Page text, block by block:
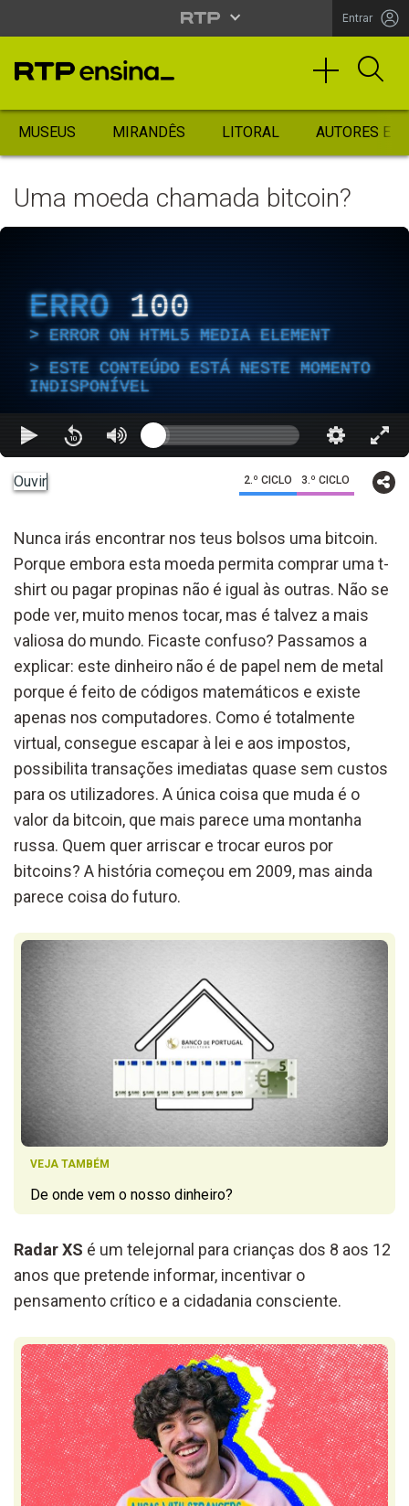
Entrar
MUSEUS MIRANDÊS LITORAL AUTORES
Uma moeda chamada bitcoin?
ERRO 100
ERROR ON HTML5 MEDIA ELEMENT
ESTE CONTEÚDO ESTÁ NESTE MOMENTO
INDISPONÍVEL
Ouvir 2.º CICLO 3.º CICLO
Nunca irás encontrar nos teus bolsos uma bitcoin.
Porque embora esta moeda permita comprar uma t-
shirt ou pagar propinas não é igual às outras. Não se
pode ver, muito menos tocar, mas é talvez a mais
valiosa do mundo. Ficaste confuso? Passamos a
explicar: este dinheiro não é de papel nem de metal
porque é feito de códigos matemáticos e existe
apenas nos computadores. Como é totalmente
virtual, consegue escapar à lei e aos impostos,
possibilita transações imediatas quase sem custos
para os utilizadores. A única coisa que muda é o
valor da bitcoin, que mais parece uma montanha
russa. Quem quer arriscar e trocar euros por
bitcoins? A história começou em 2009, mas ainda
parece coisa do futuro.
VEJA TAMBÉM
De onde vem o nosso dinheiro?
Radar XS é um telejornal para crianças dos 8 aos 12
anos que pretende informar, incentivar o
pensamento crítico e a cidadania consciente.